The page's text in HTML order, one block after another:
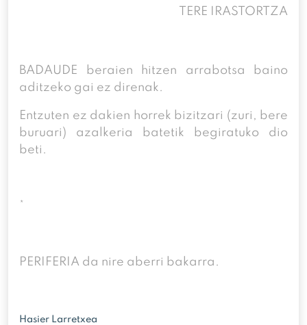
TERE IRASTORTZA
BADAUDE beraien hitzen arrabotsa baino
aditzeko gai ez direnak.
Entzuten ez dakien horrek bizitzari (zuri, bere
buruari) azalkeria batetik begiratuko dio
beti.
*
PERIFERIA da nire aberri bakarra.
Hasier Larretxea